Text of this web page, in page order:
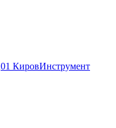
КировИнструмент